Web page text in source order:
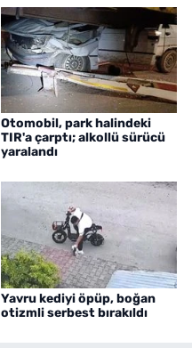
Otomobil, park halindeki
TIR'a çarptı; alkollü sürücü
yaralandı
Yavru kediyi öpüp, boğan
otizmli serbest bırakıldı